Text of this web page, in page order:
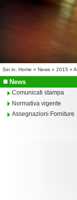
Sei in: Home » News » 2015 »
News
Comunicati stampa
Normativa vigente
Assegnazioni Forniture